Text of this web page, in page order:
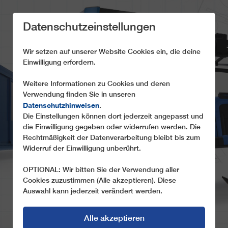
UNSERE
KOMPETENZEN
Was unsere Marke und unser Handeln auszeichnet
Datenschutzeinstellungen
Wir setzen auf unserer Website Cookies ein, die deine
Einwilligung erfordern.
Weitere Informationen zu Cookies und deren
Verwendung finden Sie in unseren
Datenschutzhinweisen.
Die Einstellungen können dort jederzeit angepasst und
die Einwilligung gegeben oder widerrufen werden. Die
Rechtmäßigkeit der Datenverarbeitung bleibt bis zum
Widerruf der Einwilligung unberührt.
OPTIONAL: Wir bitten Sie der Verwendung aller
Cookies zuzustimmen (Alle akzeptieren). Diese
Auswahl kann jederzeit verändert werden.
Alle akzeptieren